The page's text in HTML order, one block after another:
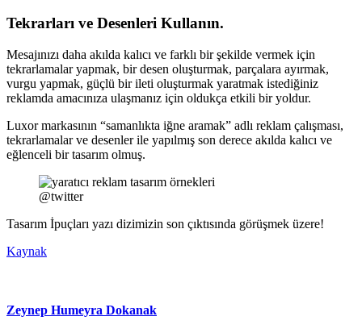
Tekrarları ve Desenleri Kullanın.
Mesajınızı daha akılda kalıcı ve farklı bir şekilde vermek için
tekrarlamalar yapmak, bir desen oluşturmak, parçalara ayırmak,
vurgu yapmak, güçlü bir ileti oluşturmak yaratmak istediğiniz
reklamda amacınıza ulaşmanız için oldukça etkili bir yoldur.
Luxor markasının “samanlıkta iğne aramak” adlı reklam çalışması,
tekrarlamalar ve desenler ile yapılmış son derece akılda kalıcı ve
eğlenceli bir tasarım olmuş.
@twitter
Tasarım İpuçları yazı dizimizin son çıktısında görüşmek üzere!
Kaynak
Zeynep Humeyra Dokanak